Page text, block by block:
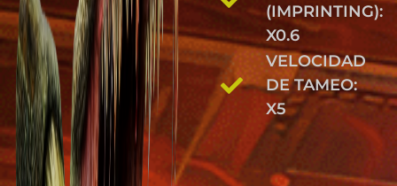
(IMPRINTING):
X0.6
VELOCIDAD
DE TAMEO:
X5